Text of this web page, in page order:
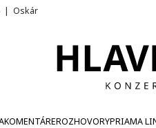
| Oskár
KOMENTÁREROZHOVORYPRIAMA